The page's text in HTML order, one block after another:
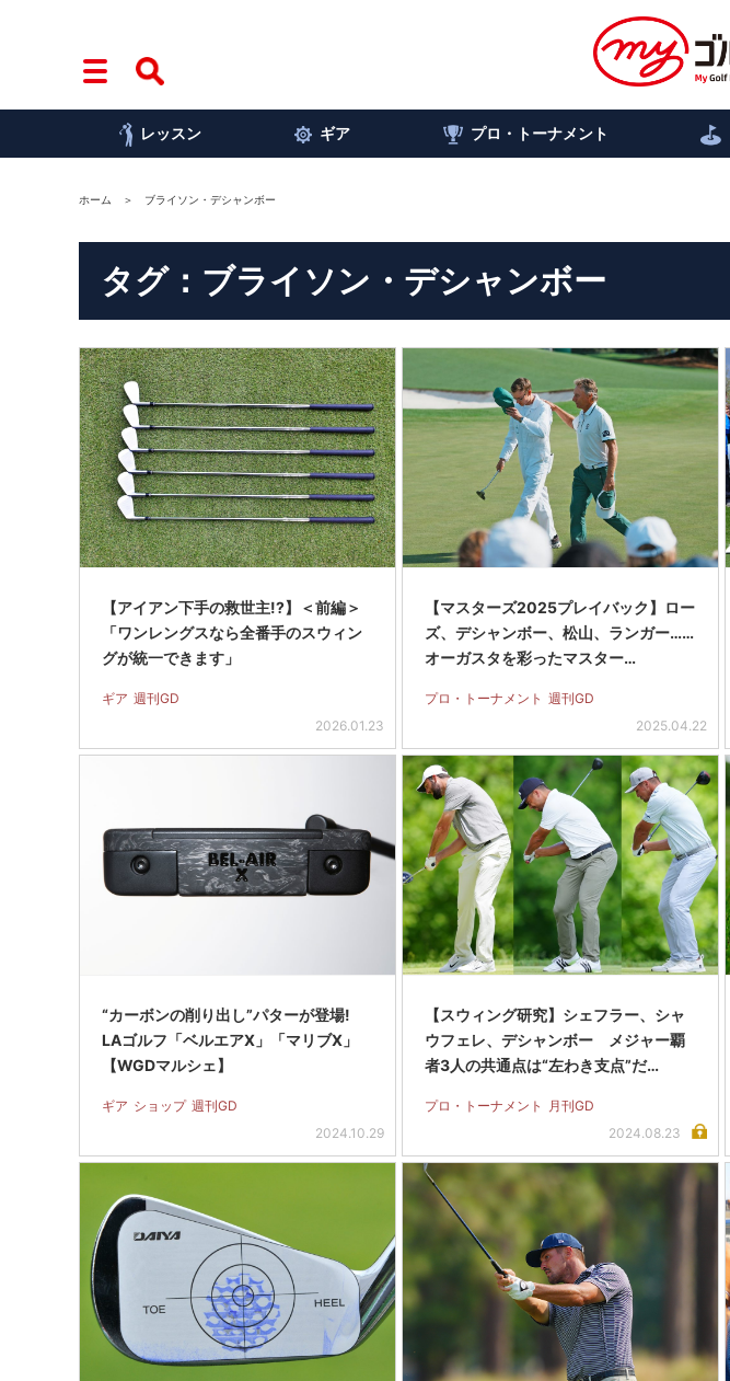
レッスン ギア プロ・トーナメント
ホーム ブライソン・デシャンボー
タグ：ブライソン・デシャンボー
【アイアン下手の救世主!?】＜前編＞
「ワンレングスなら全番手のスウィン
グが統一できます」
ギア 週刊GD
2026.01.23
【マスターズ2025プレイバック】ロー
ズ、デシャンボー、松山、ランガー……
オーガスタを彩ったマスター…
プロ・トーナメント 週刊GD
2025.04.22
“カーボンの削り出し”パターが登場!
LAゴルフ「ベルエアX」「マリブX」
【WGDマルシェ】
ギア ショップ 週刊GD
2024.10.29
【スウィング研究】シェフラー、シャ
ウフェレ、デシャンボー メジャー覇
者3人の共通点は“左わき支点”だ…
プロ・トーナメント
月刊GD
2024.08.23